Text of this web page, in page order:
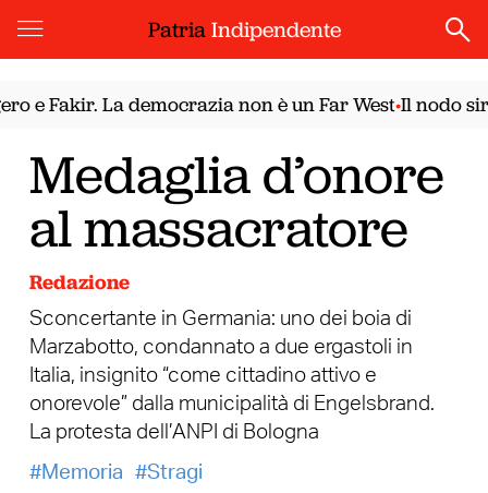
PatriaIndipendente
e Fakir. La democrazia non è un Far West•Il nodo
Medaglia d’onore
al massacratore
Redazione
Sconcertante in Germania: uno dei boia di
Marzabotto, condannato a due ergastoli in
Italia, insignito “come cittadino attivo e
onorevole” dalla municipalità di Engelsbrand.
La protesta dell’ANPI di Bologna
Memoria
Stragi